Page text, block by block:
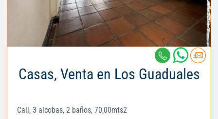
Casas, Venta en Los Guaduales
Cali, 3 alcobas, 2 baños, 70,00mts2